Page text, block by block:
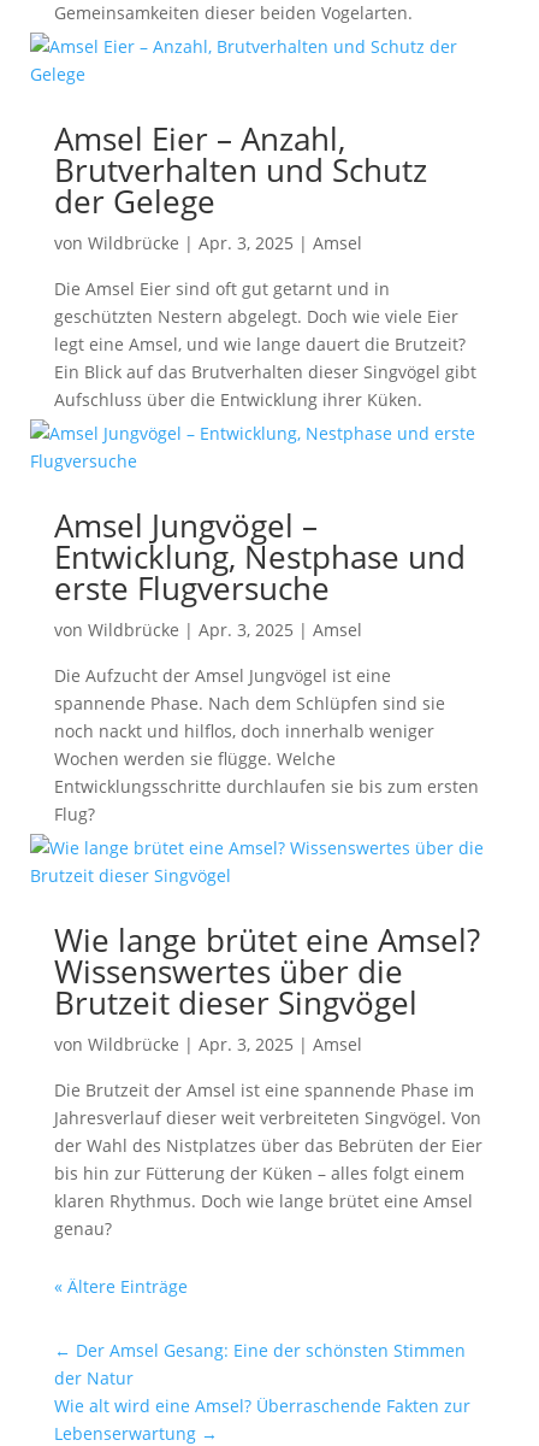
Gemeinsamkeiten dieser beiden Vogelarten.
Amsel Eier – Anzahl,
Brutverhalten und Schutz
der Gelege
von Wildbrücke | Apr. 3, 2025 | Amsel
Die Amsel Eier sind oft gut getarnt und in
geschützten Nestern abgelegt. Doch wie viele Eier
legt eine Amsel, und wie lange dauert die Brutzeit?
Ein Blick auf das Brutverhalten dieser Singvögel gibt
Aufschluss über die Entwicklung ihrer Küken.
Amsel Jungvögel –
Entwicklung, Nestphase und
erste Flugversuche
von Wildbrücke | Apr. 3, 2025 | Amsel
Die Aufzucht der Amsel Jungvögel ist eine
spannende Phase. Nach dem Schlüpfen sind sie
noch nackt und hilflos, doch innerhalb weniger
Wochen werden sie flügge. Welche
Entwicklungsschritte durchlaufen sie bis zum ersten
Flug?
Wie lange brütet eine Amsel?
Wissenswertes über die
Brutzeit dieser Singvögel
von Wildbrücke | Apr. 3, 2025 | Amsel
Die Brutzeit der Amsel ist eine spannende Phase im
Jahresverlauf dieser weit verbreiteten Singvögel. Von
der Wahl des Nistplatzes über das Bebrüten der Eier
bis hin zur Fütterung der Küken – alles folgt einem
klaren Rhythmus. Doch wie lange brütet eine Amsel
genau?
« Ältere Einträge
← Der Amsel Gesang: Eine der schönsten Stimmen
der Natur
Wie alt wird eine Amsel? Überraschende Fakten zur
Lebenserwartung→